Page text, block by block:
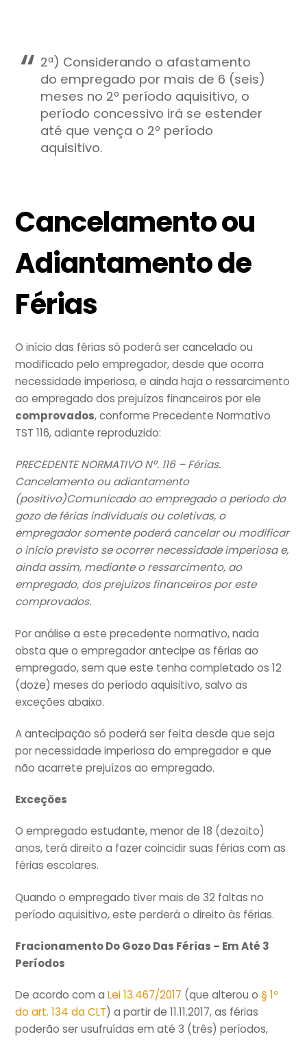
2ª) Considerando o afastamento
do empregado por mais de 6 (seis)
meses no 2º período aquisitivo, o
período concessivo irá se estender
até que vença o 2º período
aquisitivo.
Cancelamento ou
Adiantamento de
Férias
O início das férias só poderá ser cancelado ou
modificado pelo empregador, desde que ocorra
necessidade imperiosa, e ainda haja o ressarcimento
ao empregado dos prejuízos financeiros por ele
comprovados, conforme Precedente Normativo
TST 116, adiante reproduzido:
PRECEDENTE NORMATIVO Nº. 116 – Férias.
Cancelamento ou adiantamento
(positivo)Comunicado ao empregado o período do
gozo de férias individuais ou coletivas, o
empregador somente poderá cancelar ou modificar
o início previsto se ocorrer necessidade imperiosa e,
ainda assim, mediante o ressarcimento, ao
empregado, dos prejuízos financeiros por este
comprovados.
Por análise a este precedente normativo, nada
obsta que o empregador antecipe as férias ao
empregado, sem que este tenha completado os 12
(doze) meses do período aquisitivo, salvo as
exceções abaixo.
A antecipação só poderá ser feita desde que seja
por necessidade imperiosa do empregador e que
não acarrete prejuízos ao empregado.
Exceções
O empregado estudante, menor de 18 (dezoito)
anos, terá direito a fazer coincidir suas férias com as
férias escolares.
Quando o empregado tiver mais de 32 faltas no
período aquisitivo, este perderá o direito às férias.
Fracionamento Do Gozo Das Férias – Em Até 3
Períodos
De acordo com aLei 13.467/2017 (que alterou o§ 1º
do art. 134 da CLT) a partir de 11.11.2017, as férias
poderão ser usufruídas em até 3 (três) períodos,